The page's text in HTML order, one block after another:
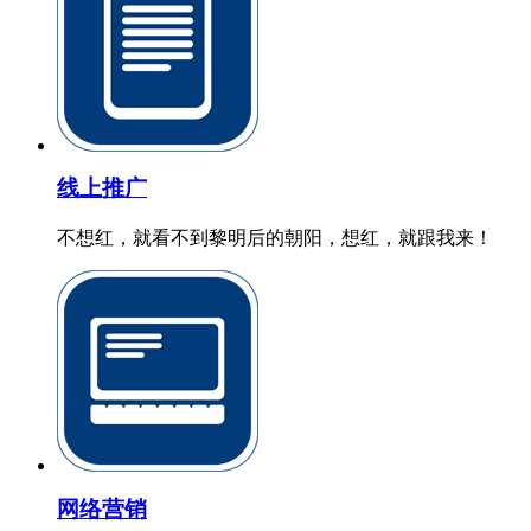
线上推广
不想红，就看不到黎明后的朝阳，想红，就跟我来！
网络营销